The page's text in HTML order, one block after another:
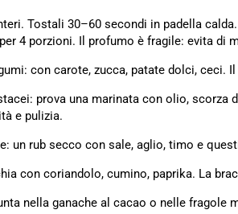
Tostali 30–60 secondi in padella
4 porzioni. Il profumo è fragile: evita di
con carote, zucca, patate dolci, ceci.
prova una marinata con olio, scorza
e pulizia.
un rub secco con sale, aglio, timo e
con coriandolo, cumino, paprika. La
nella ganache al cacao o nelle fragole